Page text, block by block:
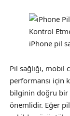
iPhone pil
Pil sağlığı, mobil
performansı için
bilginin doğru bir
önemlidir. Eğer